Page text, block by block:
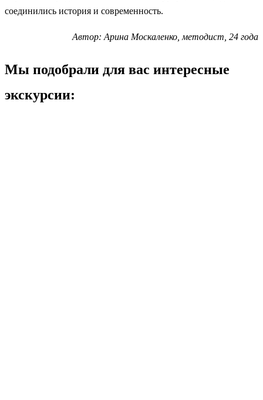
соединились история и современность.
Автор: Арина Москаленко, методист, 24 года
Мы подобрали для вас интересные
экскурсии: